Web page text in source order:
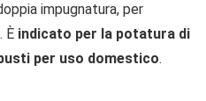
impugnatura, per
È indicato per la potatura di
per uso domestico.